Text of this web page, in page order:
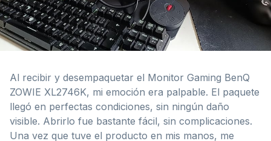
Al recibir y desempaquetar el Monitor Gaming BenQ
ZOWIE XL2746K, mi emoción era palpable. El paquete
llegó en perfectas condiciones, sin ningún daño
visible. Abrirlo fue bastante fácil, sin complicaciones.
Una vez que tuve el producto en mis manos, me